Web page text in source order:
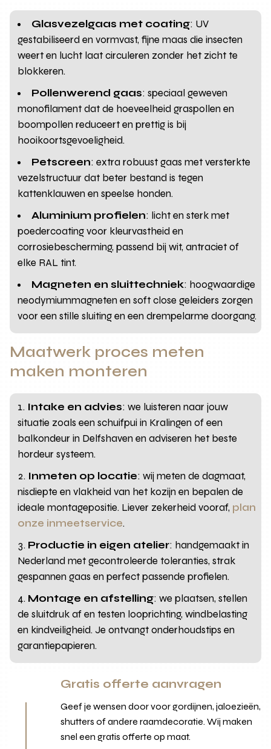
Glasvezelgaas met coating: UV
gestabiliseerd en vormvast, fijne maas die insecten
weert en lucht laat circuleren zonder het zicht te
blokkeren.
Pollenwerend gaas: speciaal geweven
monofilament dat de hoeveelheid graspollen en
boompollen reduceert en prettig is bij
hooikoortsgevoeligheid.
Petscreen: extra robuust gaas met versterkte
vezelstructuur dat beter bestand is tegen
kattenklauwen en speelse honden.
Aluminium profielen: licht en sterk met
poedercoating voor kleurvastheid en
corrosiebescherming, passend bij wit, antraciet of
elke RAL tint.
Magneten en sluittechniek: hoogwaardige
neodymiummagneten en soft close geleiders zorgen
voor een stille sluiting en een drempelarme doorgang.
Maatwerk proces meten
maken monteren
Intake en advies: we luisteren naar jouw
situatie zoals een schuifpui in Kralingen of een
balkondeur in Delfshaven en adviseren het beste
hordeur systeem.
Inmeten op locatie: wij meten de dagmaat,
nisdiepte en vlakheid van het kozijn en bepalen de
ideale montagepositie. Liever zekerheid vooraf, plan
onze inmeetservice.
Productie in eigen atelier: handgemaakt in
Nederland met gecontroleerde toleranties, strak
gespannen gaas en perfect passende profielen.
Montage en afstelling: we plaatsen, stellen
de sluitdruk af en testen looprichting, windbelasting
en kindveiligheid. Je ontvangt onderhoudstips en
garantiepapieren.
Gratis offerte aanvragen
Geef je wensen door voor gordijnen, jaloezieën,
shutters of andere raamdecoratie. Wij maken
snel een gratis offerte op maat.